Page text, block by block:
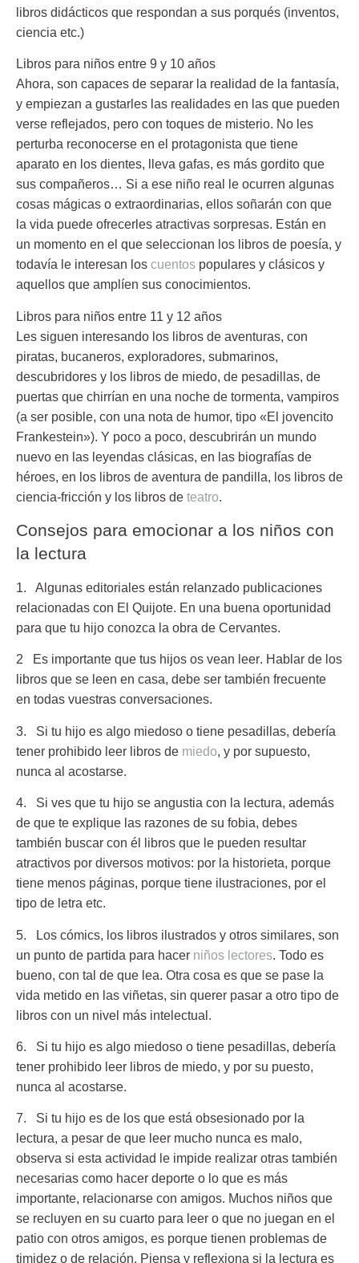
libros didácticos que respondan a sus porqués (inventos,
ciencia etc.)
Libros para niños entre 9 y 10 años
Ahora, son capaces de separar la realidad de la fantasía,
y empiezan a gustarles las realidades en las que pueden
verse reflejados, pero con toques de misterio. No les
perturba reconocerse en el protagonista que tiene
aparato en los dientes, lleva gafas, es más gordito que
sus compañeros… Si a ese niño real le ocurren algunas
cosas mágicas o extraordinarias, ellos soñarán con que
la vida puede ofrecerles atractivas sorpresas. Están en
un momento en el que seleccionan los libros de poesía, y
todavía le interesan los cuentos populares y clásicos y
aquellos que amplíen sus conocimientos.
Libros para niños entre 11 y 12 años
Les siguen interesando los libros de aventuras, con
piratas, bucaneros, exploradores, submarinos,
descubridores y los libros de miedo, de pesadillas, de
puertas que chirrían en una noche de tormenta, vampiros
(a ser posible, con una nota de humor, tipo «El jovencito
Frankestein»). Y poco a poco, descubrirán un mundo
nuevo en las leyendas clásicas, en las biografías de
héroes, en los libros de aventura de pandilla, los libros de
ciencia-fricción y los libros de teatro.
Consejos para emocionar a los niños con
la lectura
1. Algunas editoriales están relanzado publicaciones
relacionadas con El Quijote. En una buena oportunidad
para que tu hijo conozca la obra de Cervantes.
2 Es importante que tus hijos os vean leer. Hablar de los
libros que se leen en casa, debe ser también frecuente
en todas vuestras conversaciones.
3. Si tu hijo es algo miedoso o tiene pesadillas, debería
tener prohibido leer libros de miedo, y por supuesto,
nunca al acostarse.
4. Si ves que tu hijo se angustia con la lectura, además
de que te explique las razones de su fobia, debes
también buscar con él libros que le pueden resultar
atractivos por diversos motivos: por la historieta, porque
tiene menos páginas, porque tiene ilustraciones, por el
tipo de letra etc.
5. Los cómics, los libros ilustrados y otros similares, son
un punto de partida para hacer niños lectores. Todo es
bueno, con tal de que lea. Otra cosa es que se pase la
vida metido en las viñetas, sin querer pasar a otro tipo de
libros con un nivel más intelectual.
6. Si tu hijo es algo miedoso o tiene pesadillas, debería
tener prohibido leer libros de miedo, y por su puesto,
nunca al acostarse.
7. Si tu hijo es de los que está obsesionado por la
lectura, a pesar de que leer mucho nunca es malo,
observa si esta actividad le impide realizar otras también
necesarias como hacer deporte o lo que es más
importante, relacionarse con amigos. Muchos niños que
se recluyen en su cuarto para leer o que no juegan en el
patio con otros amigos, es porque tienen problemas de
timidez o de relación. Piensa y reflexiona si la lectura es